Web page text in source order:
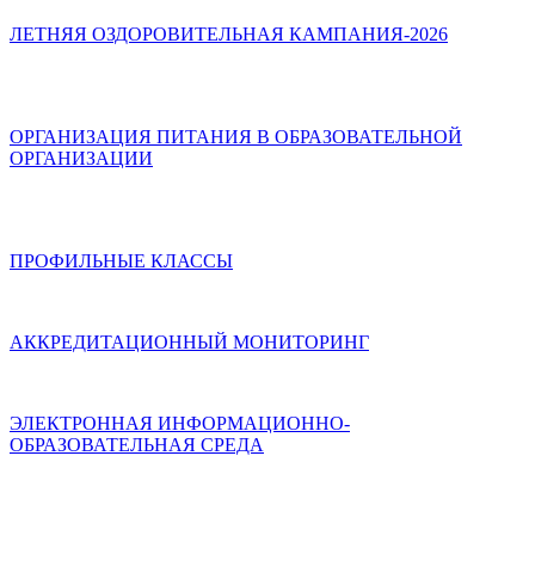
ЛЕТНЯЯ ОЗДОРОВИТЕЛЬНАЯ КАМПАНИЯ-2026
ОРГАНИЗАЦИЯ ПИТАНИЯ В ОБРАЗОВАТЕЛЬНОЙ
ОРГАНИЗАЦИИ
ПРОФИЛЬНЫЕ КЛАССЫ
АККРЕДИТАЦИОННЫЙ МОНИТОРИНГ
ЭЛЕКТРОННАЯ ИНФОРМАЦИОННО-
ОБРАЗОВАТЕЛЬНАЯ СРЕДА